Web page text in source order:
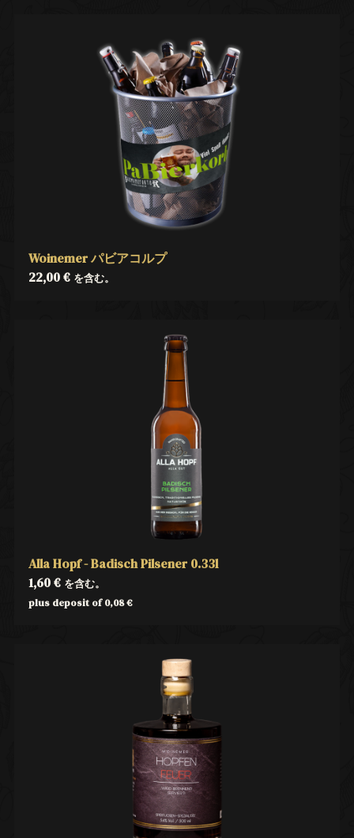
Woinemer パビアコルプ
22,00€ を含む。
Alla Hopf - Badisch Pilsener 0.33l
1,60€ を含む。
plus deposit of0,08€